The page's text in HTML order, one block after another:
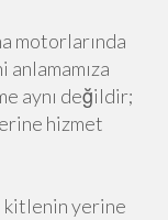
motorlarında
aynı değildir;
hizmet
kitlenin yerine